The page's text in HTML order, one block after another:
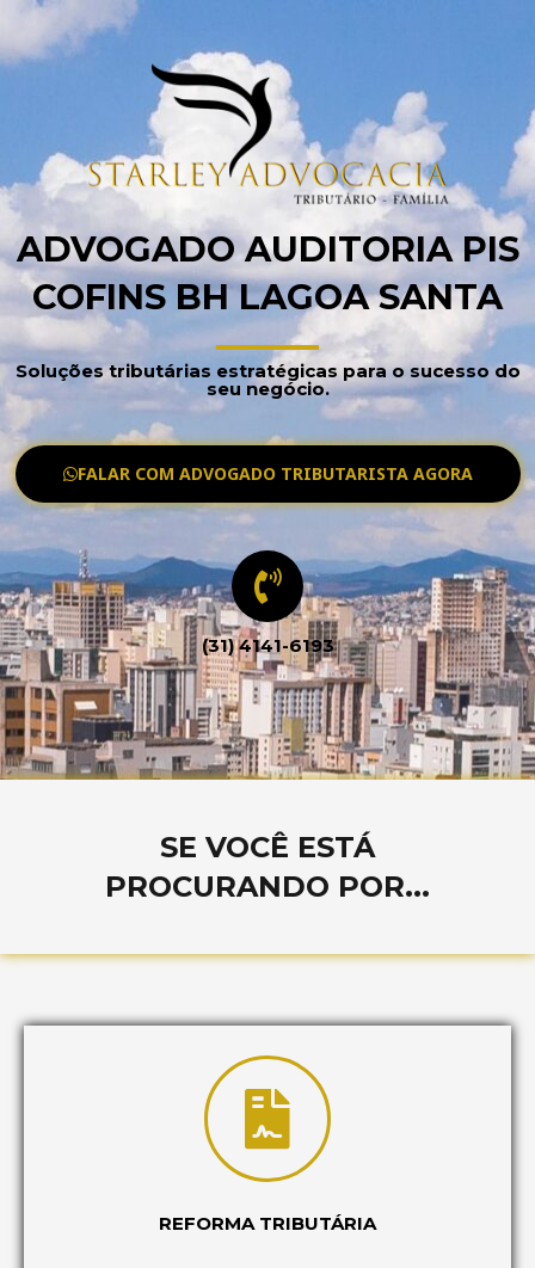
ADVOGADO AUDITORIA PIS
COFINS BH LAGOA SANTA
Soluções tributárias estratégicas para o sucesso do
seu negócio.
FALAR COM ADVOGADO TRIBUTARISTA AGORA
(31) 4141-6193
SE VOCÊ ESTÁ
PROCURANDO POR...
REFORMA TRIBUTÁRIA